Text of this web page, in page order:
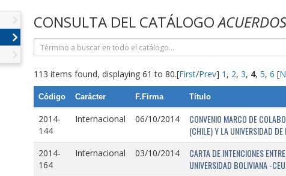
CONSULTA DEL CATÁLOGO
113 items found, displaying 61 to 80.[First/Prev] 1 , 2, 3, 4, 5, 6 [
Código Carácter F.Firma Título
2014-
144
Internacional 06/10/2014
CONVENIO MARCO DE
(CHILE) Y LA UNIVERSIDAD
2014-
164
Internacional 03/10/2014
CARTA DE INTENCIONES
UNIVERSIDAD BOLIVIANA -